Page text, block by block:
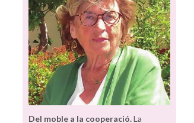
Del moble a la cooperació.La